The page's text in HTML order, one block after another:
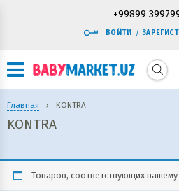
+99899
ВОЙТИ /
Главная › KONTRA
KONTRA
Товаров, соответствующих